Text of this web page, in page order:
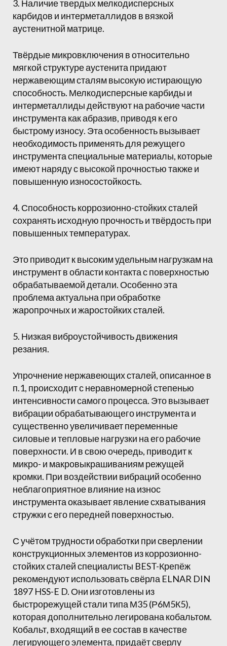
3. Наличие твердых мелкодисперсных
карбидов и интерметаллидов в вязкой
аустенитной матрице.
Твёрдые микровключения в относительно
мягкой структуре аустенита придают
нержавеющим сталям высокую истирающую
способность. Мелкодисперсные карбиды и
интерметаллиды действуют на рабочие части
инструмента как абразив, приводя к его
быстрому износу. Эта особенность вызывает
необходимость применять для режущего
инструмента специальные материалы, которые
имеют наряду с высокой прочностью также и
повышенную износостойкость.
4. Способность коррозионно-стойких сталей
сохранять исходную прочность и твёрдость при
повышенных температурах.
Это приводит к высоким удельным нагрузкам на
инструмент в области контакта с поверхностью
обрабатываемой детали. Особенно эта
проблема актуальна при обработке
жаропрочных и жаростойких сталей.
5. Низкая виброустойчивость движения
резания.
Упрочнение нержавеющих сталей, описанное в
п.1, происходит с неравномерной степенью
интенсивности самого процесса. Это вызывает
вибрации обрабатывающего инструмента и
существенно увеличивает переменные
силовые и тепловые нагрузки на его рабочие
поверхности. И в свою очередь, приводит к
микро- и макровыкрашиваниям режущей
кромки. При воздействии вибраций особенно
неблагоприятное влияние на износ
инструмента оказывает явление схватывания
стружки с его передней поверхностью.
С учётом трудности обработки при сверлении
конструкционных элементов из коррозионно-
стойких сталей специалисты BEST-Крепёж
рекомендуют использовать свёрла ELNAR DIN
1897 HSS-E D. Они изготовлены из
быстрорежущей стали типа М35 (Р6М5К5),
которая дополнительно легирована кобальтом.
Кобальт, входящий в ее состав в качестве
легирующего элемента, придаёт сверлу